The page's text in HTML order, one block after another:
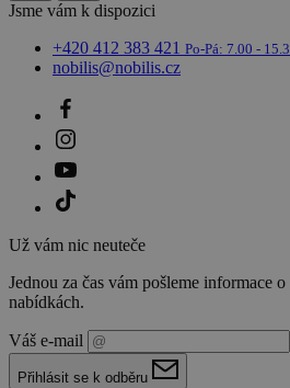
Jsme vám k dispozici
+420 412 383 421 Po-Pá: 7.00 -
nobilis@nobilis.cz
Už vám nic neuteče
Jednou za čas vám pošleme informace
nabídkách.
Váš e-mail
Přihlásit se k odběru